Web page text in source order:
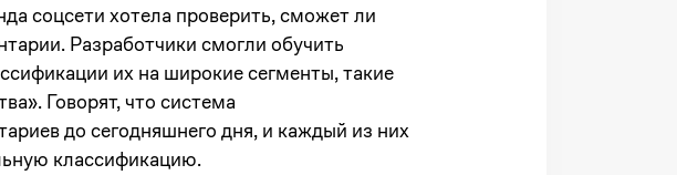
соцсети хотела проверить, сможет ли
Разработчики смогли обучить
их на широкие сегменты, такие
Говорят, что система
до сегодняшнего дня, и каждый из них
классификацию.